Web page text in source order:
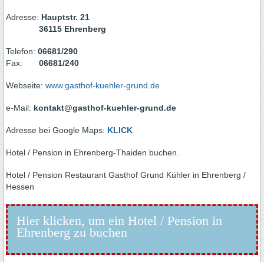
Adresse: Hauptstr. 21
36115 Ehrenberg
Telefon: 06681/290
Fax: 06681/240
Webseite: www.gasthof-kuehler-grund.de
e-Mail: kontakt@gasthof-kuehler-grund.de
Adresse bei Google Maps: KLICK
Hotel / Pension in Ehrenberg-Thaiden buchen.
Hotel / Pension Restaurant Gasthof Grund Kühler in Ehrenberg /
Hessen
Hier klicken, um ein Hotel / Pension in
Ehrenberg zu buchen